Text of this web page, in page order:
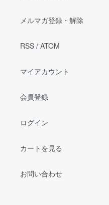
メルマガ登録・解除
RSS / ATOM
マイアカウント
会員登録
ログイン
カートを見る
お問い合わせ